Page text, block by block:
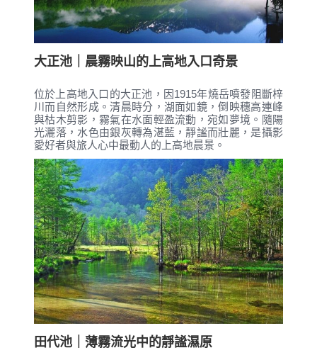
大正池｜晨霧映山的上高地入口奇景
位於上高地入口的大正池，因1915年燒岳噴發阻斷梓
川而自然形成。清晨時分，湖面如鏡，倒映穗高連峰
與枯木剪影，霧氣在水面輕盈流動，宛如夢境。隨陽
光灑落，水色由銀灰轉為湛藍，靜謐而壯麗，是攝影
愛好者與旅人心中最動人的上高地晨景。
田代池｜薄霧流光中的靜謐濕原